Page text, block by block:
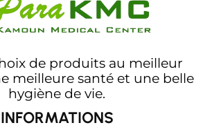
de produits au meilleur
meilleure santé et une belle
hygiène de vie.
INFORMATIONS